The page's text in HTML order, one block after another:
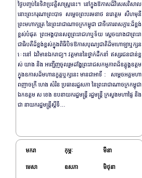
ថ្ងៃបញ្ចប់នៃទិវាប្រវត្តិសាស្រ្តនេះ។ នៅក្នុងឱកាសដ៏វិសេសវិសាល
នោះព្រះករុណាព្រះបាទ សម្តេចព្រះបរមនាថ នរោត្តម សីហមុនី
ព្រះមហាក្សត្រ នៃព្រះ​រាជា​ណាចក្រកម្ពុជា ជាទីគោរពសក្ការ:ដ៏ខ្ពង់
ខ្ពស់បំផុត ព្រះអង្គបានសព្វព្រះរាជហឬទ័យ សេ្តចយាងជាព្រះរា
ជាធិបតីដ៏ខ្ពង់ខ្ពស់ក្នុងពិធីបិទឱកាសបុណ្យជាតិដ៏មហោឡាឬក្សន
េះនៅ ឯវិមានឯករាជ្យ។ វត្តមាននៃថ្នាក់ដឹកនាំ ឥស្សរជនជាន់ខ្ព
ស់ យាង និង អញ្ជើញចូល​រួមដង្ហែ​ព្រះរាជសកម្មភាពដ៏ឧត្តុង្គឧត្តម
ក្នុងឧកាសដ៏មហានក្ខត្តឬក្សនេះ មានជាអាទិ៍ : សម្តេចអគ្គមហា
ពញាចក្រី ហេង សំរិន ប្រធានរដ្ឋសភា នៃព្រះរាជាណាចក្រកម្ពុជា
ឯកឧត្តម​ ស ខេង ឧបនាយករដ្ឋមន្ត្រី រដ្ឋមន្ត្រី ក្រសួងមហាផ្ទៃ និង
ជា នាយករដ្ឋមន្រ្តីស្តីទី… ​
មករា កុម្ភៈ មីនា
មេសា ឧសភា មិថុនា